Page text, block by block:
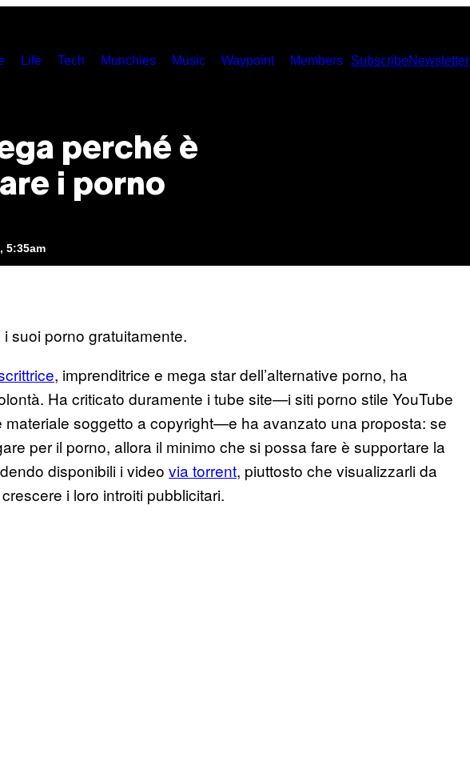
Life Tech Munchies Music Waypoint Members SubscribeNewsletter
perché è
i porno
5:35am
suoi porno gratuitamente.
, imprenditrice e mega star dell’alternative porno, ha
Ha criticato duramente i tube site—i siti porno stile YouTube
soggetto a copyright—e ha avanzato una proposta: se
per il porno, allora il minimo che si possa fare è supportare la
disponibili i video via torrent, piuttosto che visualizzarli da
i loro introiti pubblicitari.